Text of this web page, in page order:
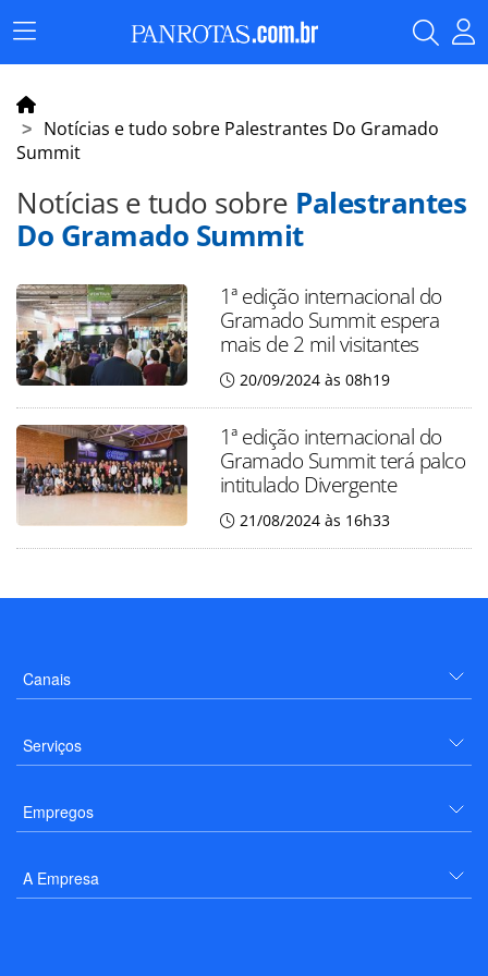
Menu
Principal
Notícias e tudo sobre Palestrantes Do Gramado
Summit
Notícias e tudo sobre Palestrantes
Do Gramado Summit
1ª edição internacional do
Gramado Summit espera
mais de 2 mil visitantes
20/09/2024 às 08h19
1ª edição internacional do
Gramado Summit terá palco
intitulado Divergente
21/08/2024 às 16h33
Canais
Serviços
Empregos
A Empresa